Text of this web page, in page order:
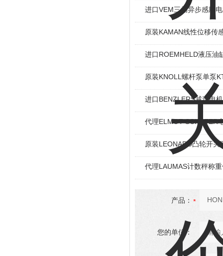
进口VEM三相异步感应
原装KAMAN线性位移传
进口ROEMHELD液压油
原装KNOLL螺杆泵单泵
进口BENZLERS减速电
代理ELMOT-SCHAFER
原装LEONARD凸轮开关
代理LAUMAS计数秤称
产品：
您的单位：